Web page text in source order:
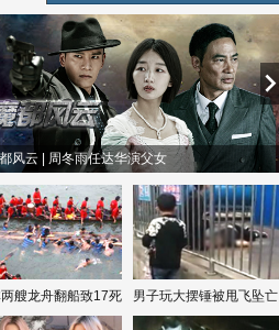
有乔木 | “科创CP”渐入佳境
艘龙舟翻船致17死 男子玩大摆锤被甩飞坠亡